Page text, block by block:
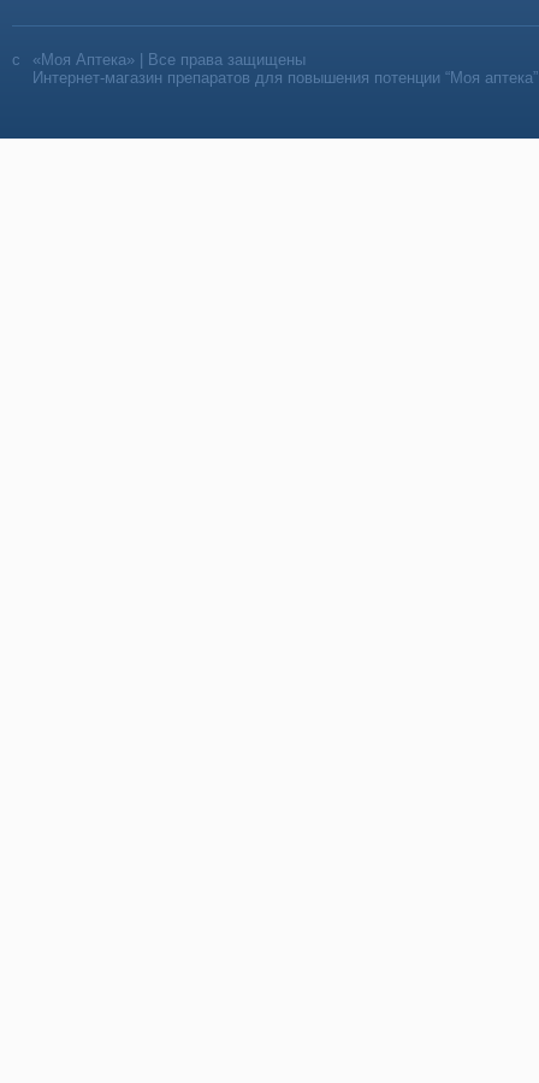
«Моя Аптека» | Все права защищены
Интернет-магазин препаратов для повышения потенции “Моя